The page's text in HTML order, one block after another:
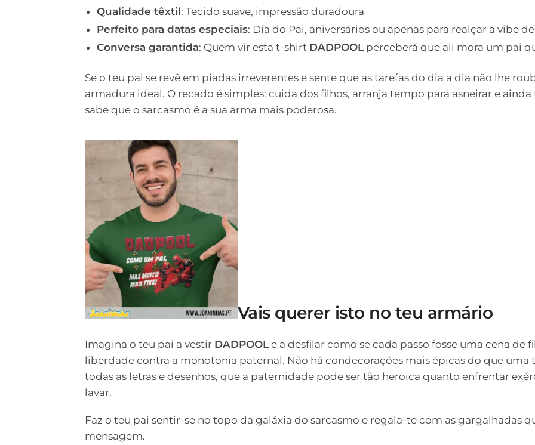
Qualidade têxtil: Tecido suave, impressão duradoura
Perfeito para datas especiais: Dia do Pai, aniversários ou apenas para realçar a vibe
Conversa garantida: Quem vir esta t-shirt DADPOOLperceberá que ali mora um pai
Se o teu pai se revê em piadas irreverentes e sente que as tarefas do dia a dia não lhe
armadura ideal. O recado é simples: cuida dos filhos, arranja tempo para asneirar e
sabe que o sarcasmo é a sua arma mais poderosa.
Vais querer isto no teu armário
Imagina o teu pai a vestir DADPOOLe a desfilar como se cada passo fosse uma cena de
liberdade contra a monotonia paternal. Não há condecorações mais épicas do que uma
todas as letras e desenhos, que a paternidade pode ser tão heroica quanto enfrentar
lavar.
Faz o teu pai sentir-se no topo da galáxia do sarcasmo e regala-te com as gargalhadas
mensagem.